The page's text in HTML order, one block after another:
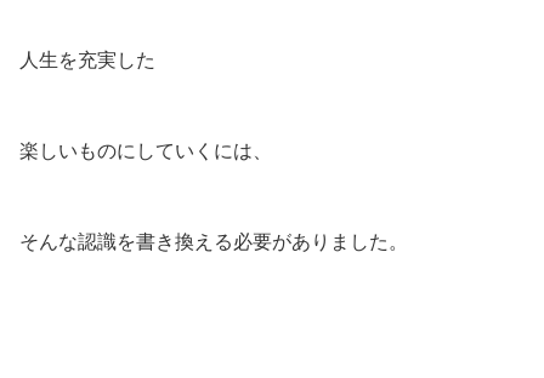
人生を充実した
楽しいものにしていくには、
そんな認識を書き換える必要がありました。